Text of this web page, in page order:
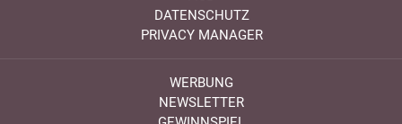
DATENSCHUTZ
PRIVACY MANAGER
WERBUNG
NEWSLETTER